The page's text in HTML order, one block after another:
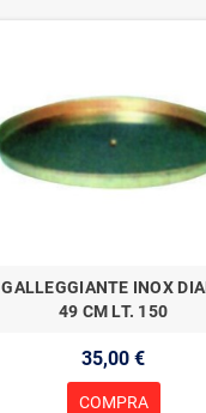
GALLEGGIANTE INOX
49 CM LT. 150
35,00 €
COMPRA